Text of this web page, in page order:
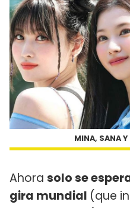
MINA, SANA
Ahora solo se
gira mundial (que